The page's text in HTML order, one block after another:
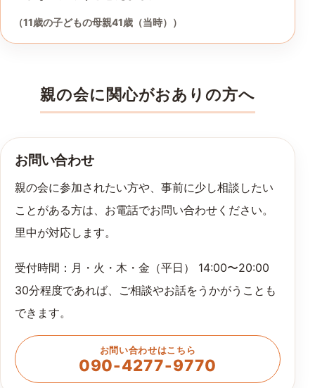
（11歳の子どもの母親41歳（当時））
親の会に関心がおありの方へ
お問い合わせ
親の会に参加されたい方や、事前に少し相談したい
ことがある方は、お電話でお問い合わせください。
里中が対応します。
受付時間：月・火・木・金（平日） 14:00〜20:00
30分程度であれば、ご相談やお話をうかがうことも
できます。
お問い合わせはこちら
090-4277-9770